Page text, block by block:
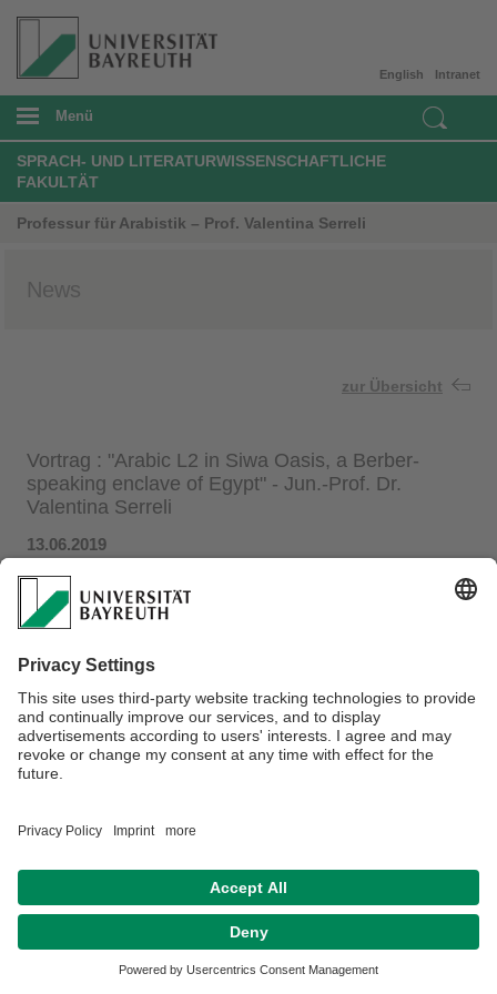
Intranet
English
Menü
SPRACH- UND LITERATURWISSENSCHAFTLICHE
FAKULTÄT
Professur für Arabistik – Prof. Valentina Serreli
News
zur Übersicht
Vortrag : "Arabic L2 in Siwa Oasis, a Berber-
speaking enclave of Egypt"​ - Jun.-Prof. Dr.
Valentina Serreli
13.06.2019
Linguistisches Kolloquium
Raum: GWI/S120, Zeit: 16 Uhr (c.t.)
Link zum PDF
Kontakt
Barrierefreiheitserklärung